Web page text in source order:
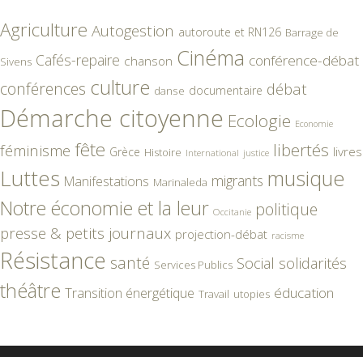
Agriculture Autogestion autoroute et RN126 Barrage de
Sivens Cafés-repaire chanson Cinéma conférence-débat
conférences culture danse documentaire débat
Démarche citoyenne Ecologie Economie
féminisme fête Grèce Histoire International justice libertés livres
Luttes Manifestations Marinaleda migrants musique
Notre économie et la leur Occitanie politique
presse & petits journaux projection-débat racisme
Résistance santé Services Publics Social solidarités
théâtre Transition énergétique Travail utopies éducation